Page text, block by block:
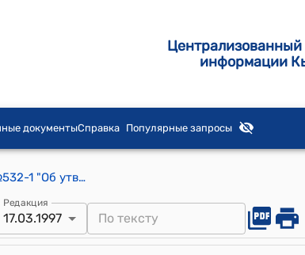
информации
документыСправка Популярные запросы
Постановление СНП Жогорку Кенеша КР от 17 марта 1997 года П №532-1 "Об утверждении ставок акцизного налога Кыргызской Республике"
Редакция
17.03.1997